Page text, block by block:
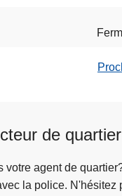
de quartier
votre agent de
la police. N'hésitez